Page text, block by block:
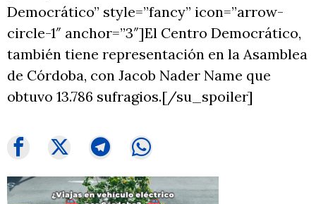
Democrático” style=”fancy” icon=”arrow-
circle-1″ anchor=”3″]El Centro Democrático,
también tiene representación en la Asamblea
de Córdoba, con Jacob Nader Name que
obtuvo 13.786 sufragios.[/su_spoiler]